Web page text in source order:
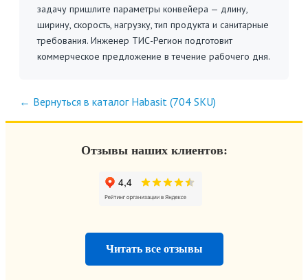
задачу пришлите параметры конвейера — длину,
ширину, скорость, нагрузку, тип продукта и санитарные
требования. Инженер ТИС-Регион подготовит
коммерческое предложение в течение рабочего дня.
← Вернуться в каталог Habasit (704 SKU)
Отзывы наших клиентов:
Читать все отзывы